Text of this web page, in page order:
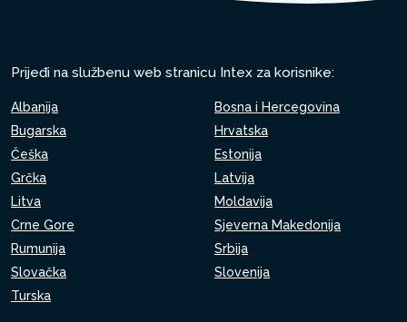
Prijeđi na službenu web stranicu Intex za korisnike:
Albanija
Bosna i Hercegovina
Bugarska
Hrvatska
Češka
Estonija
Grčka
Latvija
Litva
Moldavija
Crne Gore
Sjeverna Makedonija
Rumunija
Srbija
Slovačka
Slovenija
Turska